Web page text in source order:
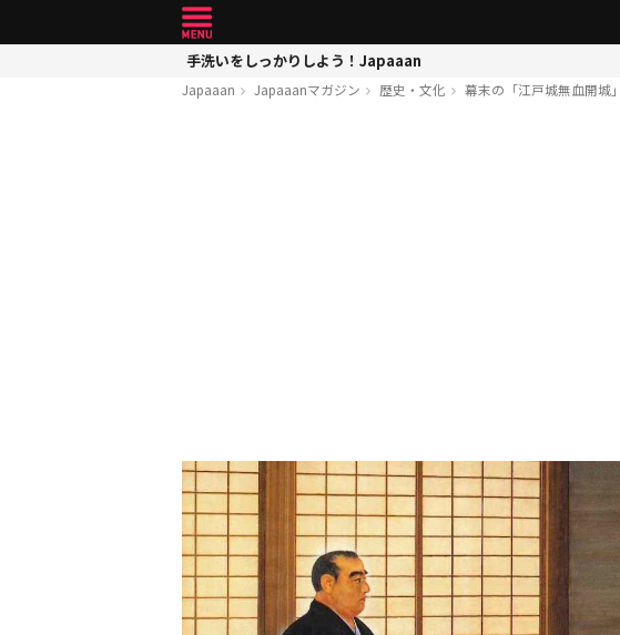
手洗いをしっかりしよう！Japaaan
Japaaan Japaaanマガジン 歴史・文化 幕末の「江戸城無血開城